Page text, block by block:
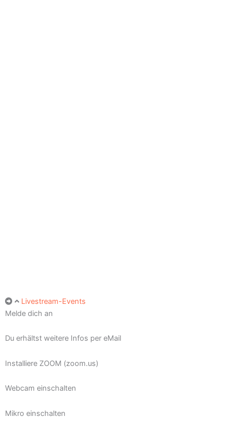
Livestream-Events
Melde dich an
Du erhältst weitere Infos per eMail
Installiere ZOOM (zoom.us)
Webcam einschalten
Mikro einschalten